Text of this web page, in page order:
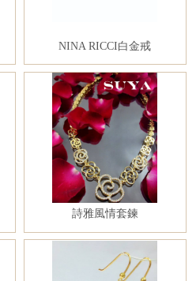
NINA RICCI白金戒
詩雅風情套鍊